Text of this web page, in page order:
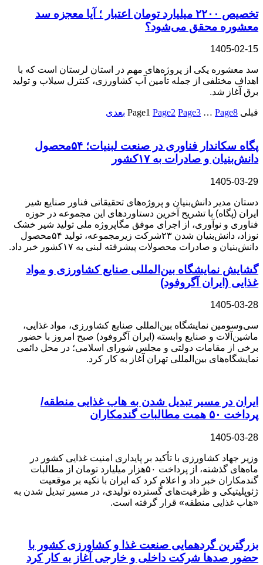
تخصیص ۲۲۰۰ میلیارد تومان اعتبار ؛ آیا معجزه سد
معشوره محقق می‌شود؟
1405-02-15
سد معشوره یکی از پروژه‌های مهم در استان لرستان است که با
اهداف مختلفی از جمله تأمین آب کشاورزی، کنترل سیلاب و تولید
برق آغاز شد.
قبلی Page1 Page2 Page3 … Page8 بعدی
پگاه سکاندار فناوری در صنعت لبنیات؛ ۵۴محصول
دانش‌بنیان و صادرات به ۱۷کشور
1405-03-29
دستان مدیر دانش‌بنیان و پروژه‌های تحقیقاتی فناور صنایع شیر
ایران (پگاه) با تشریح آخرین دستاوردهای این مجموعه در حوزه
فناوری و نوآوری، از اجرای موفق مگاپروژه ملی تولید شیر خشک
نوزاد، دانش‌بنیان شدن ۲۳شرکت زیرمجموعه، تولید ۵۴محصول
دانش‌بنیان و صادرات محصولات پیشرفته لبنی به ۱۷کشور خبر داد.
گشایش نمایشگاه بین‌المللی صنایع کشاورزی و مواد
غذایی (ایران آگروفود)
1405-03-28
سی‌‎وسومین نمایشگاه بین‌المللی صنایع کشاورزی، مواد غذایی،
ماشین‌آلات و صنایع وابسته (ایران آگروفود) صبح امروز با حضور
برخی از مقامات دولتی و مجلس شورای اسلامی؛ در محل دائمی
نمایشگاه‌های بین‌المللی تهران آغاز به کار کرد.
ایران در مسیر تبدیل شدن به هاب غذایی منطقه/
پرداخت ۵۰ همت مطالبات گندمکاران
1405-03-28
وزیر جهاد کشاورزی با تأکید بر پایداری امنیت غذایی کشور در
ماه‌های گذشته، از پرداخت ۵۰هزار میلیارد تومان از مطالبات
گندمکاران خبر داد و اعلام کرد که ایران با تکیه بر موقعیت
ژئوپلیتیکی و ظرفیت‌های گسترده تولیدی، در مسیر تبدیل شدن به
«هاب غذایی منطقه» قرار گرفته است.
بزرگترین گردهمایی صنعت غذا و کشاورزی کشور با
حضور صدها شرکت داخلی و خارجی آغاز به کار کرد